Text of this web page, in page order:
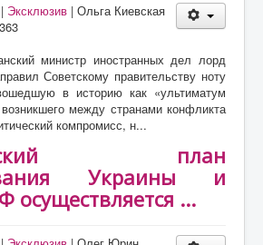
| Эксклюзив |Ольга Киевская
министр иностранных дел лорд
Советскому правительству ноту
в историю как «ультиматум
между странами конфликта
компромисс, н...
план
Украины и
осуществляется ...